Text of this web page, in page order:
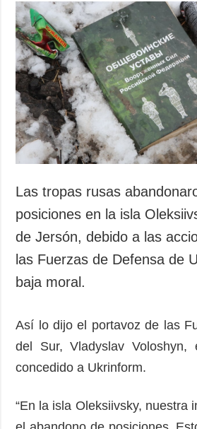
Política
Economía
Defensa
Sociedad y
Cultura
Deportes
Crimen
Desastres y
ADICIONAL
Podcasts
Publicaciones
Entrevistas
Video
Releases
Las tropas rusas
posiciones en la isla
de Jersón, debido a las
las Fuerzas de Defensa de
baja moral.
Así lo dijo el portavoz de las
del Sur, Vladyslav Voloshyn,
concedido a Ukrinform.
“En la isla Oleksiivsky, nuestra